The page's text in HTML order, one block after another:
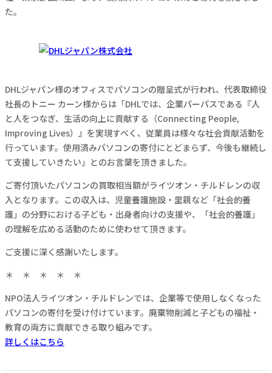
た。
DHLジャパン様のオフィスでパソコンの贈呈式が行われ、代表取締役
社長のトニー カーン様からは「DHLでは、企業パーパスである『人
と人をつなぎ、生活の向上に貢献する（Connecting People,
Improving Lives）』を実現すべく、従業員は様々な社会貢献活動を
行っています。使用済みパソコンの寄付にとどまらず、今後も継続し
て支援していきたい」とのお言葉を頂きました。
ご寄付頂いたパソコンの買取相当額がライツオン・チルドレンの収
入となります。この収入は、児童養護施設・里親など「社会的養
護」の分野における子ども・出身者向けの支援や、「社会的養護」
の理解を広める活動のために使わせて頂きます。
ご支援に深く感謝いたします。
＊ ＊ ＊ ＊ ＊
NPO法人ライツオン・チルドレンでは、企業等で使用しなくなった
パソコンの寄付を受け付けています。廃棄物削減と子どもの福祉・
教育の両方に貢献できる取り組みです。
詳しくはこちら